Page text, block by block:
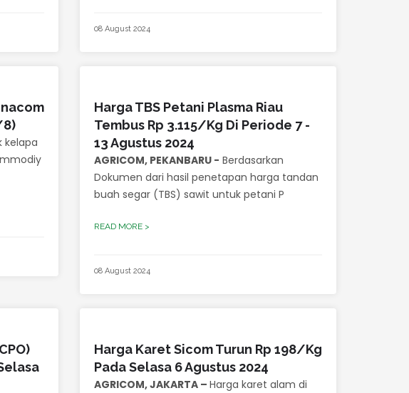
08 August 2024
8)
kelapa
Harga TBS Petani Plasma Riau
Tembus Rp 3.115/Kg Di Periode 7 -
13 Agustus 2024
AGRICOM, PEKANBARU - Berdasarkan
Dokumen dari hasil penetapan harga tandan
buah segar (TBS) sawit untuk petani P
READ MORE >
08 August 2024
Harga Karet Sicom Turun Rp 198/Kg
Pada Selasa 6 Agustus 2024
AGRICOM, JAKARTA – Harga karet alam di